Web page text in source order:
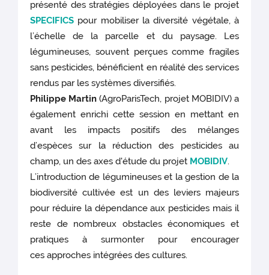
présenté des stratégies déployées dans le projet
SPECIFICS pour mobiliser la diversité végétale, à
l’échelle de la parcelle et du paysage. Les
légumineuses, souvent perçues comme fragiles
sans pesticides, bénéficient en réalité des services
rendus par les systèmes diversifiés.
Philippe Martin(AgroParisTech, projet MOBIDIV) a
également enrichi cette session en mettant en
avant les impacts positifs des mélanges
d’espèces sur la réduction des pesticides au
champ, un des axes d'étude du projet MOBIDIV.
L’introduction de légumineuses et la gestion de la
biodiversité cultivée est un des leviers majeurs
pour réduire la dépendance aux pesticides mais il
reste de nombreux obstacles économiques et
pratiques à surmonter pour encourager
ces approches intégrées des cultures.